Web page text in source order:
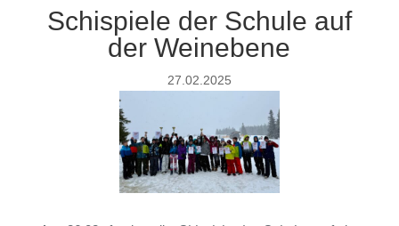
Schispiele der Schule auf
der Weinebene
27.02.2025